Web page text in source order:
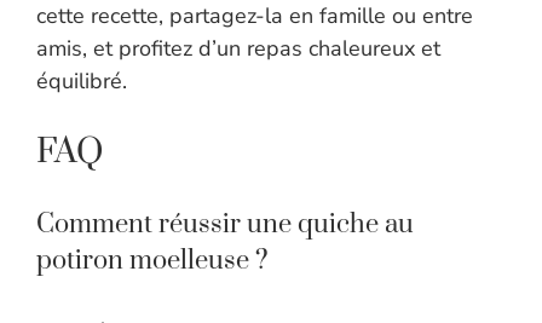
cette recette, partagez-la en famille ou entre
amis, et profitez d’un repas chaleureux et
équilibré.
FAQ
Comment réussir une quiche au
potiron moelleuse ?